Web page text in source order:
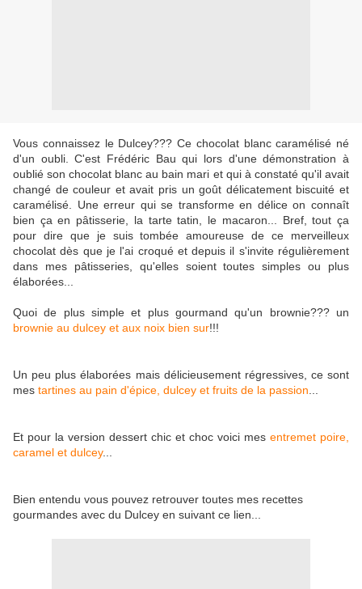
Vous connaissez le Dulcey??? Ce chocolat blanc caramélisé né
d'un oubli. C'est Frédéric Bau qui lors d'une démonstration à
oublié son chocolat blanc au bain mari et qui à constaté qu'il avait
changé de couleur et avait pris un goût délicatement biscuité et
caramélisé. Une erreur qui se transforme en délice on connaît
bien ça en pâtisserie, la tarte tatin, le macaron... Bref, tout ça
pour dire que je suis tombée amoureuse de ce merveilleux
chocolat dès que je l'ai croqué et depuis il s'invite régulièrement
dans mes pâtisseries, qu'elles soient toutes simples ou plus
élaborées...
Quoi de plus simple et plus gourmand qu'un brownie??? un
brownie au dulcey et aux noix bien sur!!!
Un peu plus élaborées mais délicieusement régressives, ce sont
mes tartines au pain d'épice, dulcey et fruits de la passion
Et pour la version dessert chic et choc voici mes entremet poire,
caramel et dulcey...
Bien entendu vous pouvez retrouver toutes mes recettes
gourmandes avec du Dulcey en suivant ce lien...